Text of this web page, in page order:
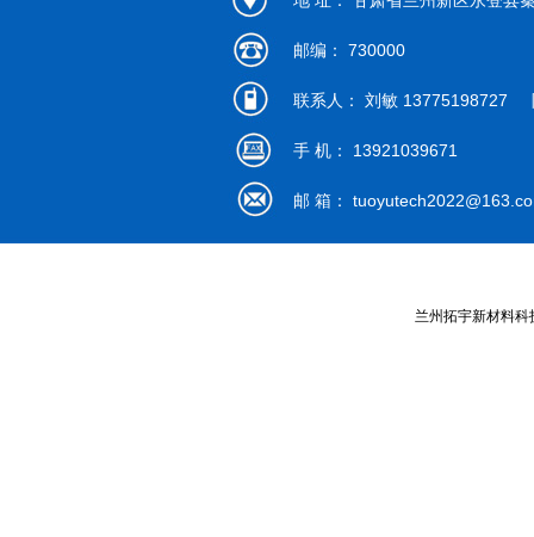
邮编： 730000
联系人： 刘敏 13775198727
手 机： 13921039671
邮 箱：
兰州拓宇新材料科